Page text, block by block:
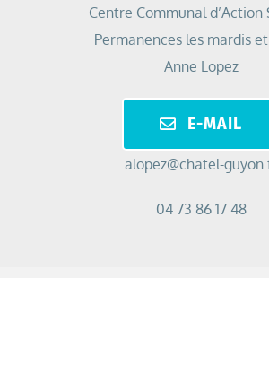
Centre Communal d’Action
Permanences les mardis
Anne Lopez
E-MAIL
alopez@chatel-
04 73 86 17 48